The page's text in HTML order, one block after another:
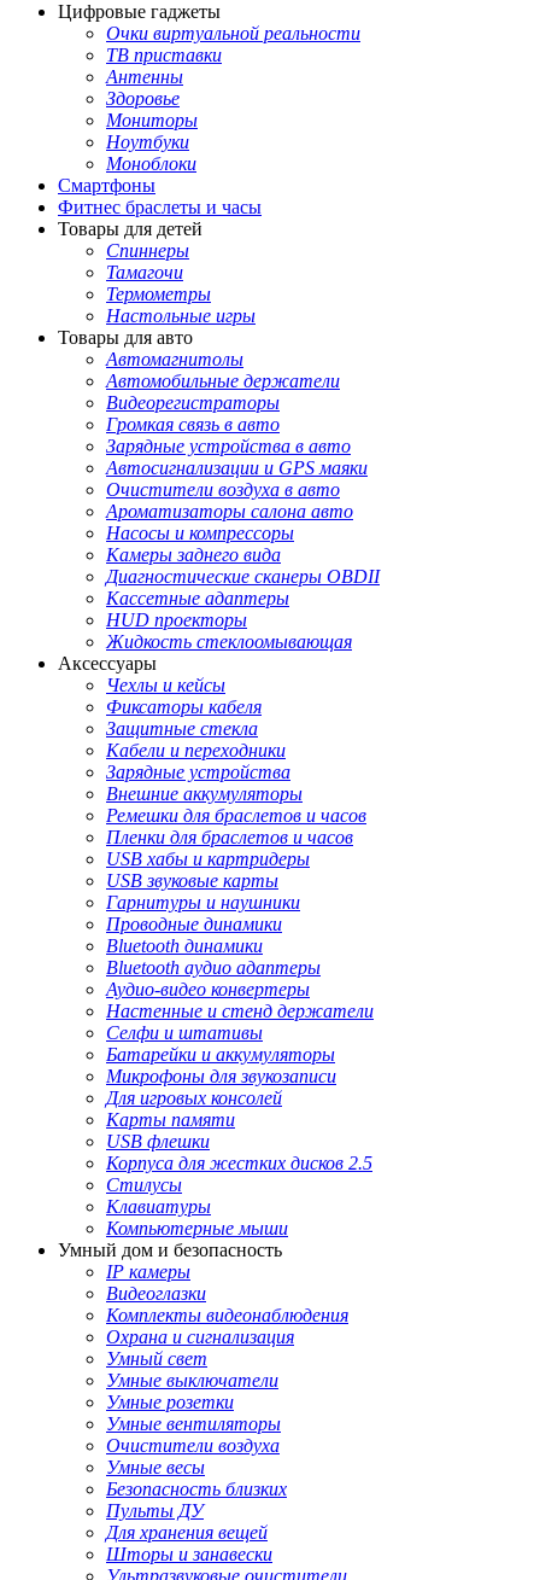
Цифровые гаджеты
Очки виртуальной реальности
ТВ приставки
Антенны
Здоровье
Мониторы
Ноутбуки
Моноблоки
Смартфоны
Фитнес браслеты и часы
Товары для детей
Спиннеры
Тамагочи
Термометры
Настольные игры
Товары для авто
Автомагнитолы
Автомобильные держатели
Видеорегистраторы
Громкая связь в авто
Зарядные устройства в авто
Автосигнализации и GPS маяки
Очистители воздуха в авто
Ароматизаторы салона авто
Насосы и компрессоры
Камеры заднего вида
Диагностические сканеры OBDII
Кассетные адаптеры
HUD проекторы
Жидкость стеклоомывающая
Аксессуары
Чехлы и кейсы
Фиксаторы кабеля
Защитные стекла
Кабели и переходники
Зарядные устройства
Внешние аккумуляторы
Ремешки для браслетов и часов
Пленки для браслетов и часов
USB хабы и картридеры
USB звуковые карты
Гарнитуры и наушники
Проводные динамики
Bluetooth динамики
Bluetooth аудио адаптеры
Аудио-видео конвертеры
Настенные и стенд держатели
Селфи и штативы
Батарейки и аккумуляторы
Микрофоны для звукозаписи
Для игровых консолей
Карты памяти
USB флешки
Корпуса для жестких дисков 2.5
Стилусы
Клавиатуры
Компьютерные мыши
Умный дом и безопасность
IP камеры
Видеоглазки
Комплекты видеонаблюдения
Охрана и сигнализация
Умный свет
Умные выключатели
Умные розетки
Умные вентиляторы
Очистители воздуха
Умные весы
Безопасность близких
Пульты ДУ
Для хранения вещей
Шторы и занавески